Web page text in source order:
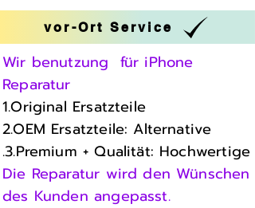
vor-Ort Service
Wir benutzung für iPhone
Reparatur
1.Original Ersatzteile
2.OEM Ersatzteile: Alternative
.3.Premium + Qualität: Hochwertige
Die Reparatur wird den Wünschen
des Kunden angepasst.